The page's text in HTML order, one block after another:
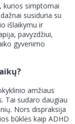
kurios simptomai
susiduria su
išlaikymu ir
pavyzdžiui,
gyvenimo
amžiaus
Tai sudaro daugiau
Nors dispraksija
būklės kaip ADHD